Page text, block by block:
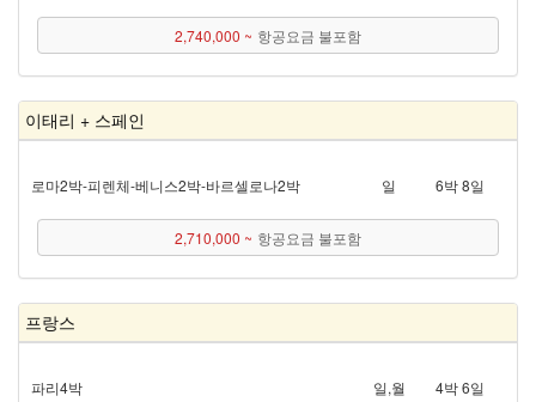
2,740,000 ~ 항공요금 불포함
이태리 + 스페인
로마 2박 - 피렌체 - 베니스 2박 - 바르셀로나 2박 일 6박 8일
2,710,000 ~ 항공요금 불포함
프랑스
파리 4박 일,월 4박 6일